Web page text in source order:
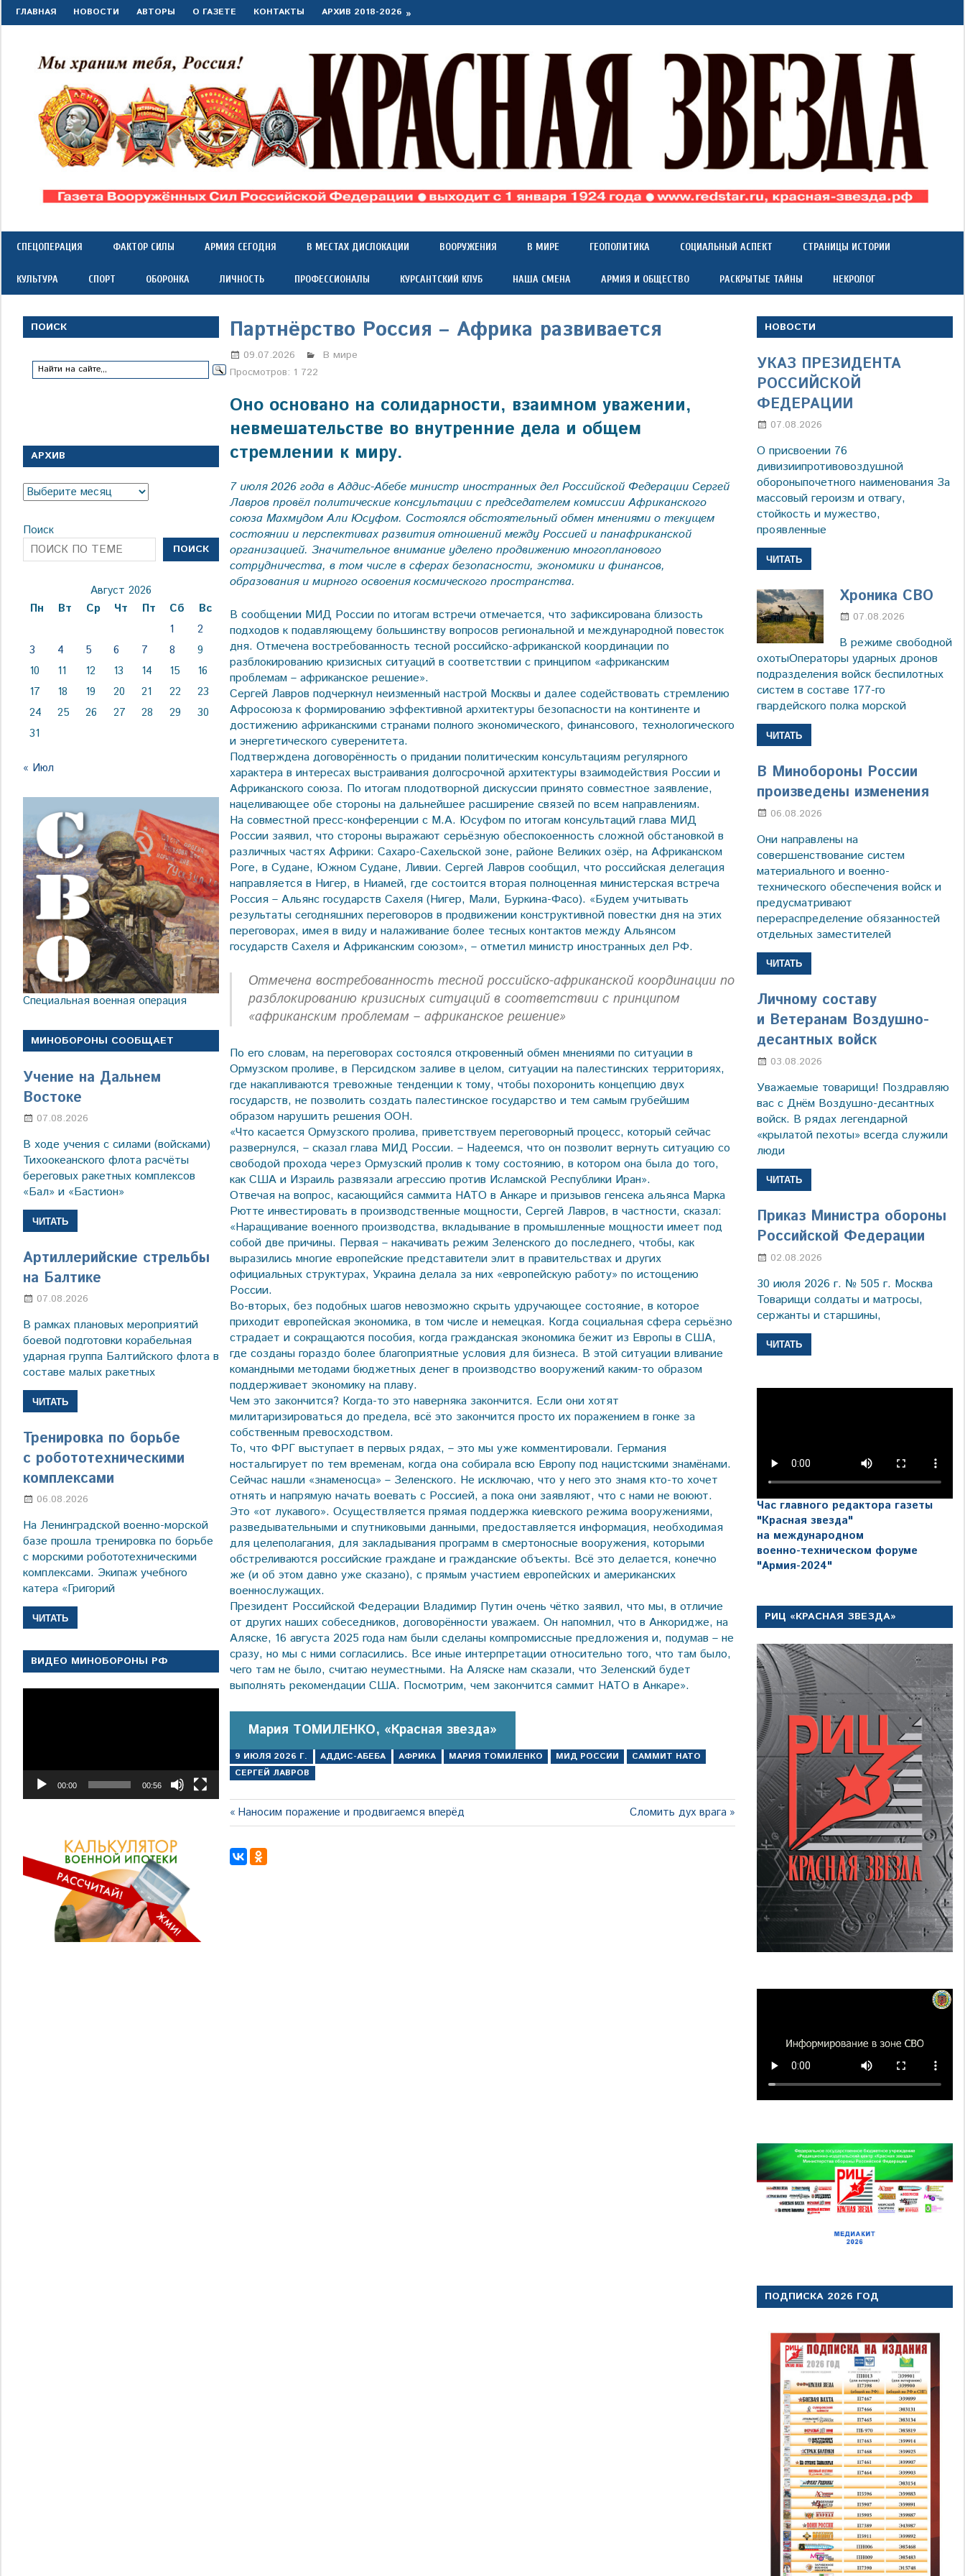
Перейти
к
ГЛАВНАЯ НОВОСТИ АВТОРЫ О ГАЗЕТЕ КОНТАКТЫ АРХИВ 2018-2026
"Красная
звезда"
Вооружённых
Сил
Федерации
*
1
1924
года
СПЕЦОПЕРАЦИЯ ФАКТОР СИЛЫ АРМИЯ СЕГОДНЯ В МЕСТАХ ДИСЛОКАЦИИ ВООРУЖЕНИЯ В МИРЕ ГЕОПОЛИТИКА СОЦИАЛЬНЫЙ АСПЕКТ СТРАНИЦЫ ИСТОРИИ
КУЛЬТУРА СПОРТ ОБОРОНКА ЛИЧНОСТЬ ПРОФЕССИОНАЛЫ КУРСАНТСКИЙ КЛУБ НАША СМЕНА АРМИЯ И ОБЩЕСТВО РАСКРЫТЫЕ ТАЙНЫ НЕКРОЛОГ
Партнёрство Россия – Африка развивается
09.07.2026 Марина Щербакова
В мире
Просмотров: 1 722
Оно основано на солидарности, взаимном уважении,
невмешательстве во внутренние дела и общем
стремлении к миру.
7 июля 2026 года в Аддис-Абебе министр иностранных дел Российской Федерации Сергей
Лавров провёл политические консультации с председателем комиссии Африканского
союза Махмудом Али Юсуфом. Состоялся обстоятельный обмен мнениями о текущем
состоянии и перспективах развития отношений между Россией и панафриканской
организацией. Значительное внимание уделено продвижению многопланового
сотрудничества, в том числе в сферах безопасности, экономики и финансов,
образования и мирного освоения космического пространства.
В сообщении МИД России по итогам встречи отмечается, что зафиксирована близость
подходов к подавляющему большинству вопросов региональной и международной повесток
дня. Отмечена востребованность тесной российско-африканской координации по
разблокированию кризисных ситуаций в соответствии с принципом «африканским
проблемам – африканское решение».
Сергей Лавров подчеркнул неизменный настрой Москвы и далее содействовать стремлению
Афросоюза к формированию эффективной архитектуры безопасности на континенте и
достижению африканскими странами полного экономического, финансового, технологического
и энергетического суверенитета.
Подтверждена договорённость о придании политическим консультациям регулярного
характера в интересах выстраивания долгосрочной архитектуры взаимодействия России и
Африканского союза. По итогам плодотворной дискуссии принято совместное заявление,
нацеливающее обе стороны на дальнейшее расширение связей по всем направлениям.
На совместной пресс-конференции с М.А. Юсуфом по итогам консультаций глава МИД
России заявил, что стороны выражают серьёзную обеспокоенность сложной обстановкой в
различных частях Африки: Сахаро-Сахельской зоне, районе Великих озёр, на Африканском
Роге, в Судане, Южном Судане, Ливии. Сергей Лавров сообщил, что российская делегация
направляется в Нигер, в Ниамей, где состоится вторая полноценная министерская встреча
Россия – Альянс государств Сахеля (Нигер, Мали, Буркина-Фасо). «Будем учитывать
результаты сегодняшних переговоров в продвижении конструктивной повестки дня на этих
переговорах, имея в виду и налаживание более тесных контактов между Альянсом
государств Сахеля и Африканским союзом», – отметил министр иностранных дел РФ.
Отмечена востребованность тесной российско-африканской координации по
разблокированию кризисных ситуаций в соответствии с принципом
«африканским проблемам – африканское решение»
По его словам, на переговорах состоялся откровенный обмен мнениями по ситуации в
Ормузском проливе, в Персидском заливе в целом, ситуации на палестинских территориях,
где накапливаются тревожные тенденции к тому, чтобы похоронить концепцию двух
государств, не позволить создать палестинское государство и тем самым грубейшим
образом нарушить решения ООН.
«Что касается Ормузского пролива, приветствуем переговорный процесс, который сейчас
развернулся, – сказал глава МИД России. – Надеемся, что он позволит вернуть ситуацию со
свободой прохода через Ормузский пролив к тому состоянию, в котором она была до того,
как США и Израиль развязали агрессию против Исламской Республики Иран».
Отвечая на вопрос, касающийся саммита НАТО в Анкаре и призывов генсека альянса Марка
Рютте инвестировать в производственные мощности, Сергей Лавров, в частности, сказал:
«Наращивание военного производства, вкладывание в промышленные мощности имеет под
собой две причины. Первая – накачивать режим Зеленского до последнего, чтобы, как
выразились многие европейские представители элит в правительствах и других
официальных структурах, Украина делала за них «европейскую работу» по истощению
России.
Во-вторых, без подобных шагов невозможно скрыть удручающее состояние, в которое
приходит европейская экономика, в том числе и немецкая. Когда социальная сфера серьёзно
страдает и сокращаются пособия, когда гражданская экономика бежит из Европы в США,
где созданы гораздо более благоприятные условия для бизнеса. В этой ситуации вливание
командными методами бюджетных денег в производство вооружений каким-то образом
поддерживает экономику на плаву.
Чем это закончится? Когда-то это наверняка закончится. Если они хотят
милитаризироваться до предела, всё это закончится просто их поражением в гонке за
собственным превосходством.
То, что ФРГ выступает в первых рядах, – это мы уже комментировали. Германия
ностальгирует по тем временам, когда она собирала всю Европу под нацистскими знамёнами.
Сейчас нашли «знаменосца» – Зеленского. Не исключаю, что у него это знамя кто-то хочет
отнять и напрямую начать воевать с Россией, а пока они заявляют, что с нами не воюют.
Это «от лукавого». Осуществляется прямая поддержка киевского режима вооружениями,
разведывательными и спутниковыми данными, предоставляется информация, необходимая
для целеполагания, для закладывания программ в смертоносные вооружения, которыми
обстреливаются российские граждане и гражданские объекты. Всё это делается, конечно
же (и об этом давно уже сказано), с прямым участием европейских и американских
военнослужащих.
Президент Российской Федерации Владимир Путин очень чётко заявил, что мы, в отличие
от других наших собеседников, договорённости уважаем. Он напомнил, что в Анкоридже, на
Аляске, 16 августа 2025 года нам были сделаны компромиссные предложения и, подумав – не
сразу, но мы с ними согласились. Все иные интерпретации относительно того, что там было,
чего там не было, считаю неуместными. На Аляске нам сказали, что Зеленский будет
выполнять рекомендации США. Посмотрим, чем закончится саммит НАТО в Анкаре».
Мария ТОМИЛЕНКО, «Красная звезда»
9 ИЮЛЯ 2026 Г. АДДИС-АБЕБА АФРИКА МАРИЯ ТОМИЛЕНКО МИД РОССИИ
САММИТ НАТО
СЕРГЕЙ ЛАВРОВ
Навигация
записям
Предыдущая
запись:
Наносим поражение и продвигаемся вперёд
Следующая
запись:
Сломить дух врага
ПОИСК
АРХИВ
Архив
Поиск
ПОИСК
Август 2026
Пн
Вт Ср Чт Пт Сб
Вс
1
2
3
4 5 6 7 8
9
10
11 12 13 14 15
16
17
18 19 20 21 22
23
24
25 26 27 28 29
30
31
« Июл
Специальная военная операция
МИНОБОРОНЫ СООБЩАЕТ
Учение на Дальнем
Востоке
07.08.2026
В ходе учения с силами (войсками)
Тихоокеанского флота расчёты
береговых ракетных комплексов
«Бал» и «Бастион»
ЧИТАТЬ
Артиллерийские стрельбы
на Балтике
07.08.2026
В рамках плановых мероприятий
боевой подготовки корабельная
ударная группа Балтийского флота в
составе малых ракетных
ЧИТАТЬ
Тренировка по борьбе
с робототехническими
комплексами
06.08.2026
На Ленинградской военно-морской
базе прошла тренировка по борьбе
с морскими робототехническими
комплексами. Экипаж учебного
катера «Григорий
ЧИТАТЬ
ВИДЕО МИНОБОРОНЫ РФ
00:00 00:56
НОВОСТИ
УКАЗ ПРЕЗИДЕНТА
РОССИЙСКОЙ
ФЕДЕРАЦИИ
07.08.2026
О присвоении 76
дивизиипротивовоздушной
обороныпочетного наименования За
массовый героизм и отвагу,
стойкость и мужество,
проявленные
ЧИТАТЬ
Хроника СВО
07.08.2026
В режиме свободной
охотыОператоры ударных дронов
подразделения войск беспилотных
систем в составе 177-го
гвардейского полка морской
ЧИТАТЬ
В Минобороны России
произведены изменения
06.08.2026
Они направлены на
совершенствование систем
материального и военно-
технического обеспечения войск и
предусматривают
перераспределение обязанностей
отдельных заместителей
ЧИТАТЬ
Личному составу
и Ветеранам Воздушно-
десантных войск
03.08.2026
Уважаемые товарищи! Поздравляю
вас с Днём Воздушно-десантных
войск. В рядах легендарной
«крылатой пехоты» всегда служили
люди
ЧИТАТЬ
Приказ Министра обороны
Российской Федерации
02.08.2026
30 июля 2026 г. № 505 г. Москва
Товарищи солдаты и матросы,
сержанты и старшины,
ЧИТАТЬ
Час главного редактора газеты
"Красная звезда"
на международном
военно-техническом форуме
"Армия-2024"
РИЦ «КРАСНАЯ ЗВЕЗДА»
ПОДПИСКА 2026 ГОД